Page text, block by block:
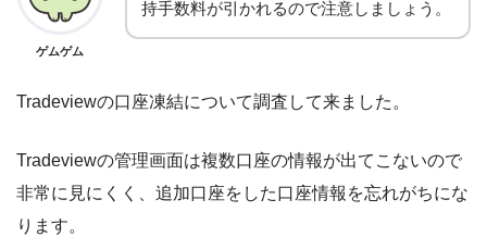
ゲムゲム
持手数料が引かれるので注意しましょう。
Tradeviewの口座凍結について調査して来ました。
Tradeviewの管理画面は複数口座の情報が出てこないので
非常に見にくく、追加口座をした口座情報を忘れがちにな
ります。